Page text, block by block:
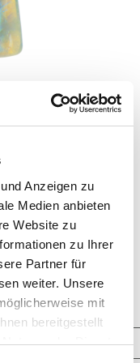
Anzeigen zu
Medien anbieten
Website zu
zu Ihrer
Partner für
weiter. Unsere
mit
bereitgestellt
der Dienste
und antikovalen
oval facettiertem
gefasst.
4,5 cm.